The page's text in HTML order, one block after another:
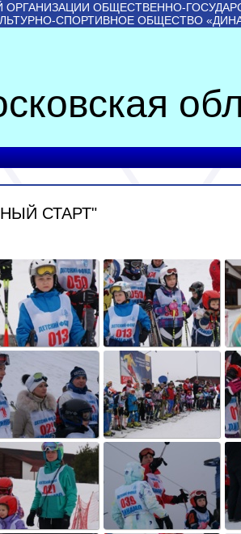
ОБЩЕСТВЕННО-
СПОРТИВНОЕ ОБЩЕСТВО
СТАРТ"